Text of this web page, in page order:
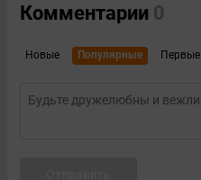
Комментарии 0
Новые Популярные Первые